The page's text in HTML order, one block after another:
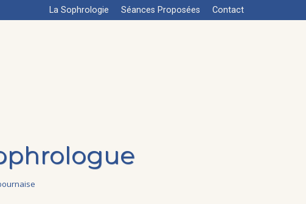
La Sophrologie Séances Proposées Contact